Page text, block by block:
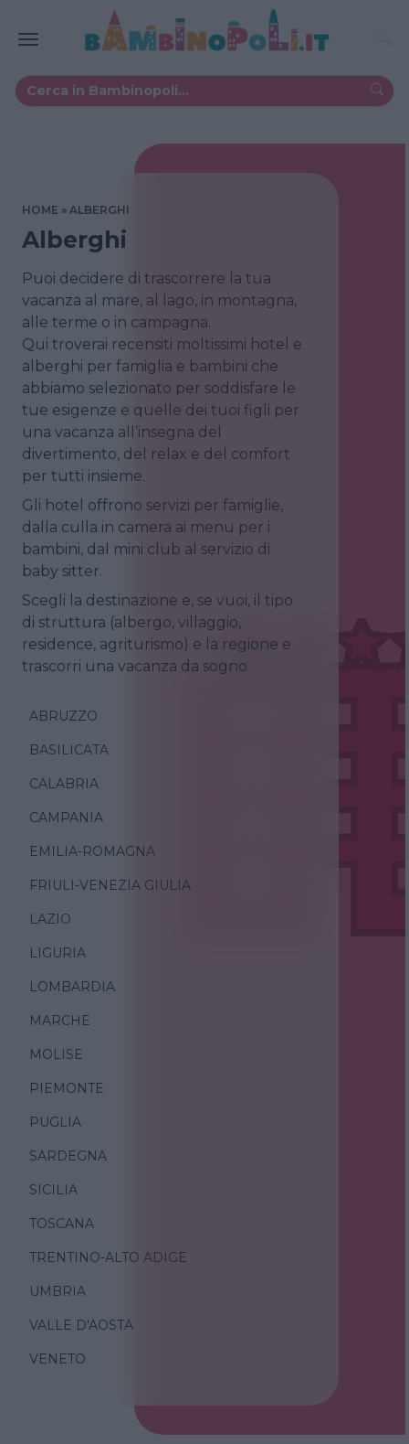
HOME ALBERGHI
Alberghi
Puoi decidere di trascorrere la tua
vacanza al mare, al lago, in montagna,
alle terme o in campagna.
Qui troverai recensiti moltissimi hotel e
alberghi per famiglia e bambini che
abbiamo selezionato per soddisfare le
tue esigenze e quelle dei tuoi figli per
una vacanza all’insegna del
divertimento, del relax e del comfort
per tutti insieme.
Gli hotel offrono servizi per famiglie,
dalla culla in camera ai menu per i
bambini, dal mini club al servizio di
baby sitter.
Scegli la destinazione e, se vuoi, il tipo
di struttura (albergo, villaggio,
residence, agriturismo) e la regione e
trascorri una vacanza da sogno
ABRUZZO
BASILICATA
CALABRIA
CAMPANIA
EMILIA-ROMAGNA
FRIULI-VENEZIA GIULIA
LAZIO
LIGURIA
LOMBARDIA
MARCHE
MOLISE
PIEMONTE
PUGLIA
SARDEGNA
SICILIA
TOSCANA
TRENTINO-ALTO ADIGE
UMBRIA
VALLE D'AOSTA
VENETO